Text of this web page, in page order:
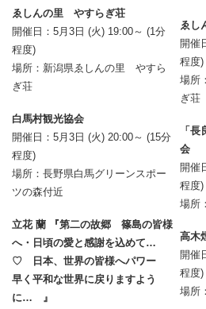
ゑしんの里 やすらぎ荘
開催日：5月3日 (火) 19:00～ (1分
程度)
場所：新潟県ゑしんの里 やすら
ぎ荘
白馬村観光協会
開催日：5月3日 (火) 20:00～ (15分
程度)
場所：長野県白馬グリーンスポー
ツの森付近
立花 蘭 『第二の故郷 篠島の皆様
へ・日頃の愛と感謝を込めて…
♡ 日本、世界の皆様へパワー
早く平和な世界に戻りますよう
に… 』
ゑし
開催
程度)
場所
ぎ荘
「
会
開催
程度)
場所
高木
開催
程度)
場所